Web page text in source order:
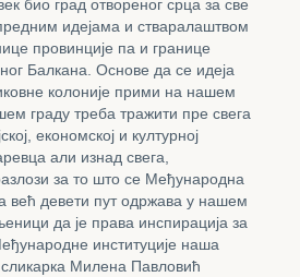
био град отвореног срца за све
идејама и стваралаштвом
провинције па и границе
Балкана. Основе да се идеја
колоније прими на нашем
граду треба тражити пре свега
економској и културној
али изнад свега,
за то што се Међународна
већ девети пут одржава у нашем
да је права инспирација за
институције наша
сликарка Милена Павловић